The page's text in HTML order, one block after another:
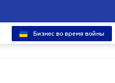
Бизнес во время войны